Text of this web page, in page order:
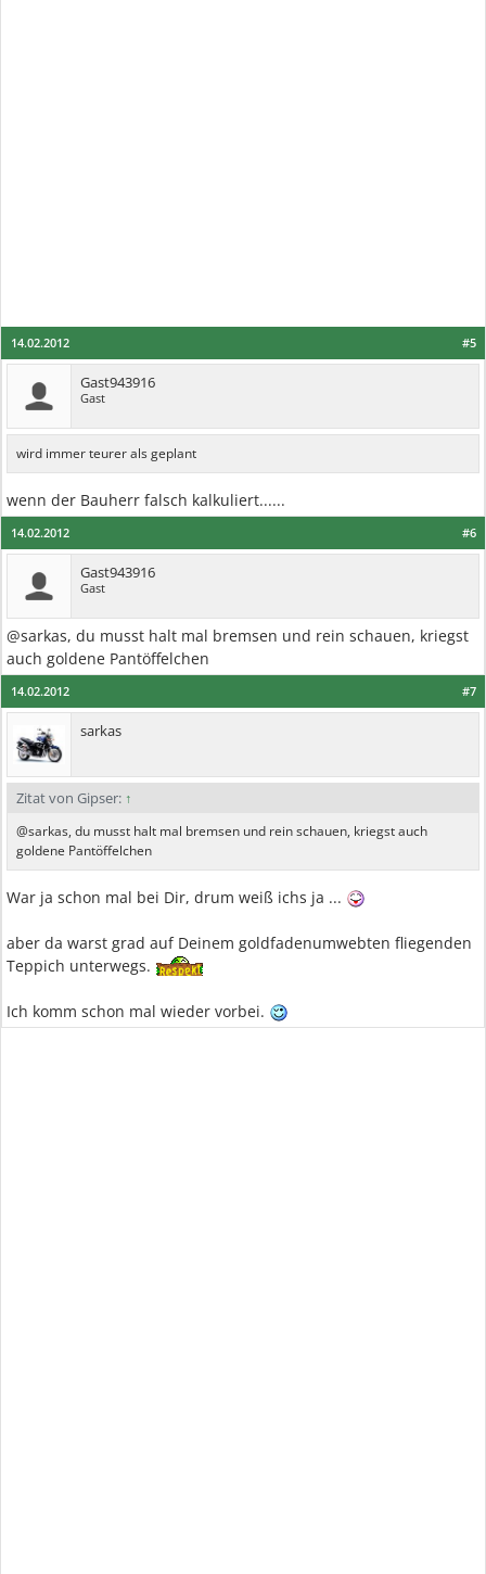
#5
14.02.2012
Gast943916
Gast
wird immer teurer als geplant
wenn der Bauherr falsch kalkuliert......
#6
14.02.2012
Gast943916
Gast
@sarkas, du musst halt mal bremsen und rein schauen, kriegst
auch goldene Pantöffelchen
#7
14.02.2012
sarkas
Zitat von Gipser: ↑
@sarkas, du musst halt mal bremsen und rein schauen, kriegst auch
goldene Pantöffelchen
War ja schon mal bei Dir, drum weiß ichs ja ...
aber da warst grad auf Deinem goldfadenumwebten fliegenden
Teppich unterwegs.
Ich komm schon mal wieder vorbei.